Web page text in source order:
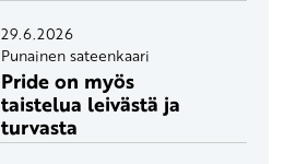
29.6.2026
Punainen sateenkaari
Pride on myös
taistelua leivästä ja
turvasta